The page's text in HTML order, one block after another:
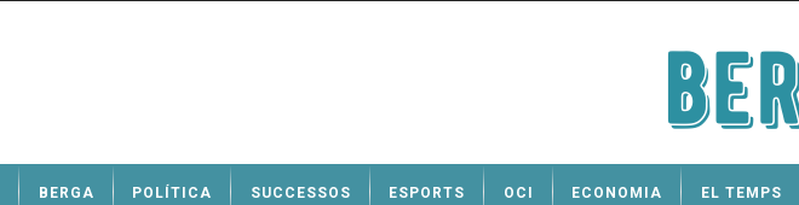
BERGA POLÍTICA SUCCESSOS ESPORTS OCI ECONOMIA EL TEMPS